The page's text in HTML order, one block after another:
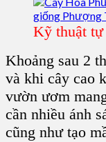
Kỹ thuật tự
Khoảng sau 2
và khi cây cao
vườn ươm
cần nhiều ánh
cũng như tạo